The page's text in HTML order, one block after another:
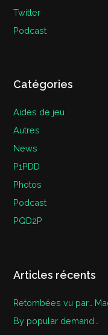
Twitter
Podcast
Catégories
Aides de jeu
Autres
News
P1PDD
Photos
Podcast
PQD2P
Articles récents
Retombées vu par…
By popular demand…